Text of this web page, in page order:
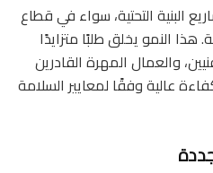
البنية التحتية، سواء في قطاع
هذا النمو يخلق طلبًا متزايدًا
والعمال المهرة القادرين
عالية وفقًا لمعايير السلامة